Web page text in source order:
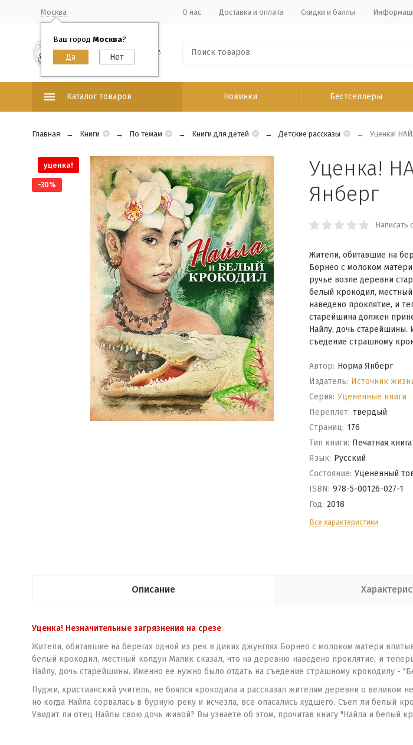
Москва
Ваш город Москва?
О нас Доставка и оплата Скидки и баллы
Каталог товаров Новинки Бестселлеры
Главная Книги По темам Книги для детей Детские рассказы Уценка!
уценка!
-30%
Уценка!
Янберг
Написать
Жители, обитавшие на
Борнео с молоком
ручье возле деревни
белый крокодил,
наведено проклятие, и
старейшина должен
Найлу, дочь старейшины.
съедение страшному
Автор: Норма Янберг
Издатель: Источник
Серия: Уцененные книги
Переплет: твердый
Cтраниц: 176
Тип книги: Печатная книга
Язык: Русский
Состояние: Уцененный
ISBN: 978-5-00126-027-1
Год: 2018
Все характеристики
Описание
Уценка! Незначительные загрязнения на срезе
Жители, обитавшие на берегах одной из рек в диких джунглях Борнео с молоком матери
белый крокодил, местный колдун Малик сказал, что на деревню наведено проклятие, и
Найлу, дочь старейшины. Именно ее нужно было отдать на съедение страшному крокодилу -
Пуджи, христианский учитель, не боялся крокодила и рассказал жителям деревни о
но когда Найла сорвалась в бурную реку и исчезла, все опасались худшего. Съел ли белый
Увидит ли отец Найлы свою дочь живой? Вы узнаете об этом, прочитав книгу "Найла и белый